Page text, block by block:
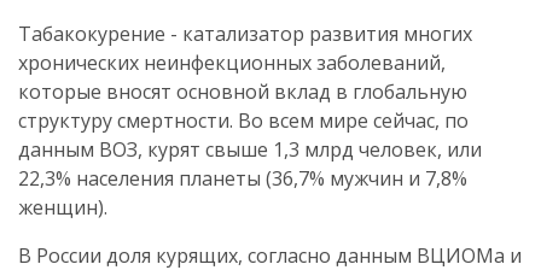
Табакокурение - катализатор развития многих
хронических неинфекционных заболеваний,
которые вносят основной вклад в глобальную
структуру смертности. Во всем мире сейчас, по
данным ВОЗ, курят свыше 1,3 млрд человек, или
22,3% населения планеты (36,7% мужчин и 7,8%
женщин).
В России доля курящих, согласно данным ВЦИОМа и